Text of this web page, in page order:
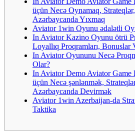
üçün Necə Oynamaq,
Azərbaycanda Yıxmaq
Aviator 1win Oyunu ədalətli
In Aviator Kazino Oyunu ötrü
Loyallıq Proqramları, Bonuslar
In Aviator Oyununu Necə
Olar?
In Aviator Demo Aviator Game
üçün Necə şənlənmək,
Azərbaycanda Devirmək
Aviator 1win Azerbaijan-da
Taktika